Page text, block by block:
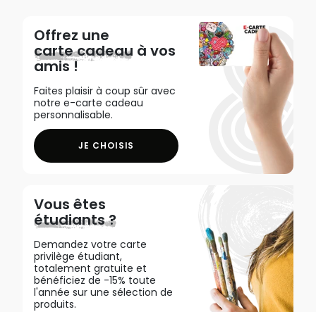
Offrez une
carte cadeau à vos
amis !
Faites plaisir à coup sûr avec
notre e-carte cadeau
personnalisable.
JE CHOISIS
Vous êtes
étudiants ?
Demandez votre carte
privilège étudiant,
totalement gratuite et
bénéficiez de -15% toute
l'année sur une sélection de
produits.